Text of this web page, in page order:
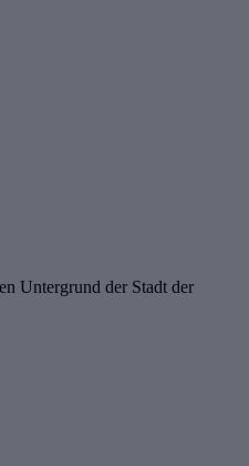
Untergrund der Stadt der